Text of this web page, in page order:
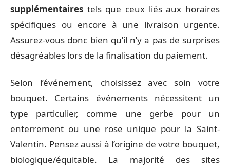
supplémentaires tels que ceux liés aux horaires
spécifiques ou encore à une livraison urgente.
Assurez-vous donc bien qu’il n’y a pas de surprises
désagréables lors de la finalisation du paiement.
Selon l’événement, choisissez avec soin votre
bouquet. Certains événements nécessitent un
type particulier, comme une gerbe pour un
enterrement ou une rose unique pour la Saint-
Valentin. Pensez aussi à l’origine de votre bouquet,
biologique/équitable. La majorité des sites